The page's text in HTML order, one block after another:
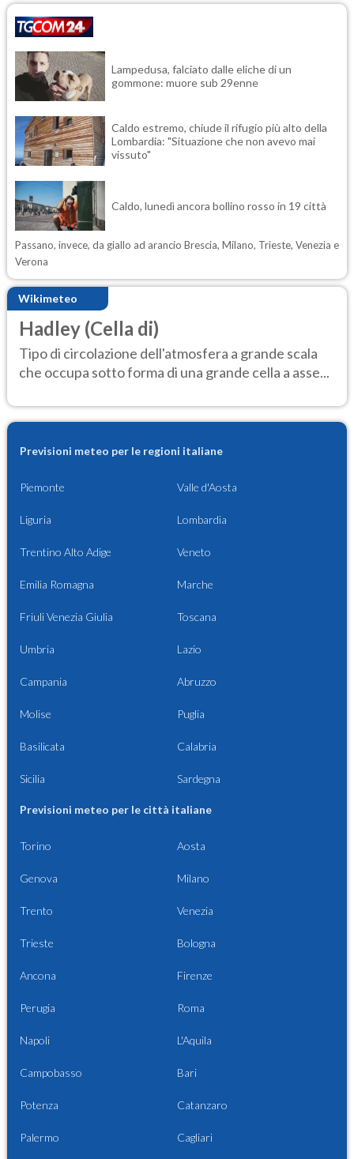
Lampedusa, falciato dalle eliche di un
gommone: muore sub 29enne
Caldo estremo, chiude il rifugio più alto della
Lombardia: "Situazione che non avevo mai
vissuto"
Caldo, lunedì ancora bollino rosso in 19 città
Passano, invece, da giallo ad arancio Brescia, Milano, Trieste, Venezia e
Verona
Wikimeteo
Hadley (Cella di)
Tipo di circolazione dell'atmosfera a grande scala
che occupa sotto forma di una grande cella a asse...
Previsioni meteo per le regioni italiane
Piemonte Valle d'Aosta
Liguria Lombardia
Trentino Alto Adige Veneto
Emilia Romagna Marche
Friuli Venezia Giulia Toscana
Umbria Lazio
Campania Abruzzo
Molise Puglia
Basilicata Calabria
Sicilia Sardegna
Previsioni meteo per le città italiane
Torino Aosta
Genova Milano
Trento Venezia
Trieste Bologna
Ancona Firenze
Perugia Roma
Napoli L'Aquila
Campobasso Bari
Potenza Catanzaro
Palermo Cagliari